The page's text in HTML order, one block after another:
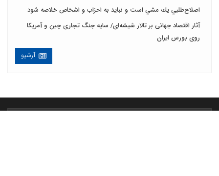
اصلاح‌طلبي يك مشي است و نبايد به احزاب و اشخاص خلاصه شود
آثار اقتصاد جهانی بر تالار شیشه‌ای/ سایه جنگ تجاری چین و آمریکا
روی بورس ایران
آرشیو